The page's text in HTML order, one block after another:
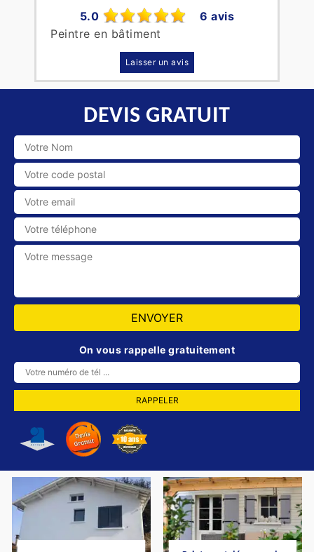
5.0
6 avis
Peintre en bâtiment
Laisser un avis
DEVIS GRATUIT
On vous rappelle gratuitement